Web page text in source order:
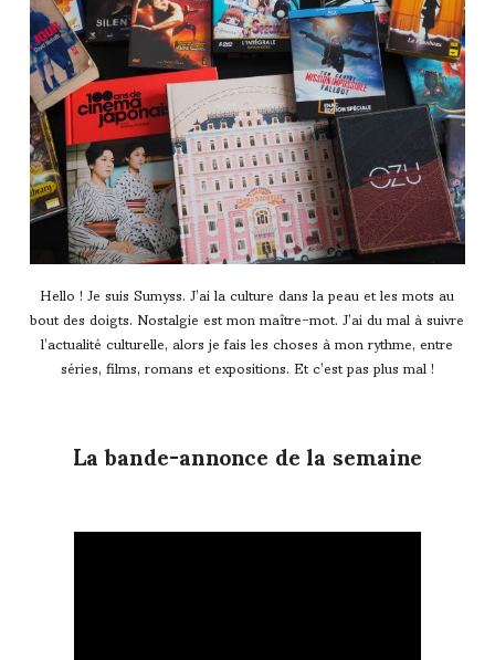
Hello ! Je suis Sumyss. J’ai la culture dans la peau et les mots au
bout des doigts. Nostalgie est mon maître-mot. J’ai du mal à suivre
l’actualité culturelle, alors je fais les choses à mon rythme, entre
séries, films, romans et expositions. Et c’est pas plus mal !
La bande-annonce dela semaine